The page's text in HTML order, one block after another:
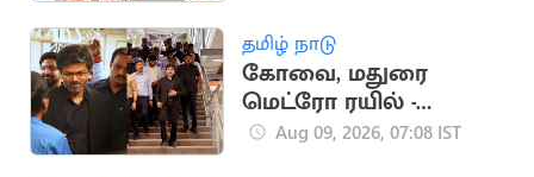
அருண்ராஜ்
தமிழ் நாடு
கோவை, மதுரை
மெட்ரோ ரயில் -
தமிழக அரசு புதிய
Aug 09, 2026, 07:08 IST